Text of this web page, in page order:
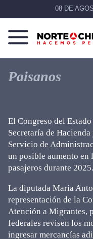
08 DE
Norte
Chihuahua
Más
que
noticias,
Paisanos
El Congreso del
Secretaría de
Servicio de
un posible aumento en
pasajeros durante 2025.
La diputada María
representación de la
Atención a Migrantes,
federales revisen los
ingresar mercancías